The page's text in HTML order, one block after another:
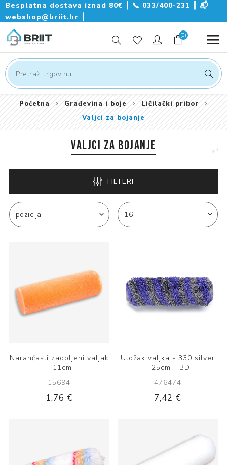
Besplatna dostava iznad 80€ ┃ 📞 033/400-231
📬
webshop@briit.hr
(0)
Početna Građevina i boje
Ličilački pribor
Valjci za bojanje
VALJCI ZA BOJANJE
FILTERI
Narančasti zaobljeni valjak
- 11cm
15694
1,76 €
Uložak valjka - 330 silver
- 25cm - BD
476474
7,42 €